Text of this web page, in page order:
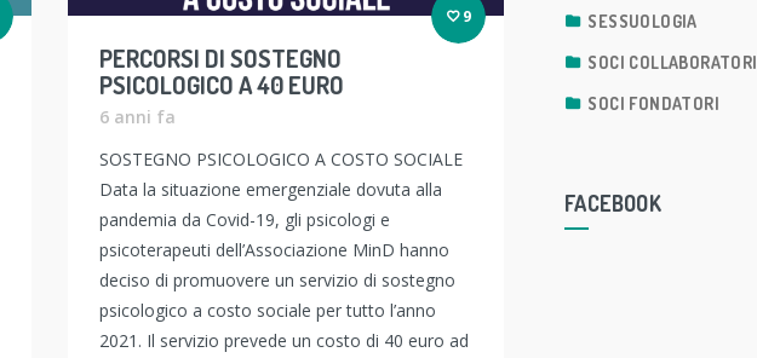
9
PERCORSI DI SOSTEGNO
PSICOLOGICO A 40 EURO
6 anni fa
SOSTEGNO PSICOLOGICO A COSTO SOCIALE
Data la situazione emergenziale dovuta alla
pandemia da Covid-19, gli psicologi e
psicoterapeuti dell’Associazione MinD hanno
deciso di promuovere un servizio di sostegno
psicologico a costo sociale per tutto l’anno
2021. Il servizio prevede un costo di 40 euro ad
SESSUOLOGIA
SOCI COLLABORATORI
SOCI FONDATORI
FACEBOOK